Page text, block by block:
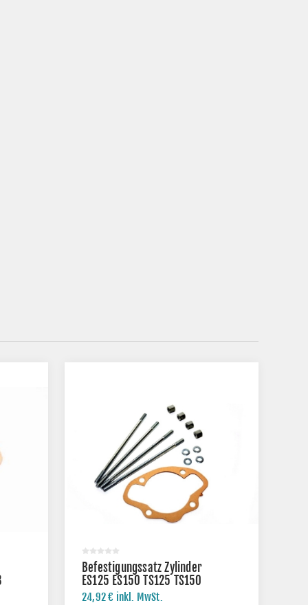
Befestigungssatz Zylinder
ES125 ES150 TS125 TS150
ETS150
24,92 € inkl. MwSt.